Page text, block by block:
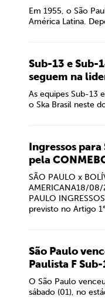
Em 1955, o São
América Latina.
Sub-13 e Sub-
seguem na
As equipes Sub-13
o Ska Brasil neste
Ingressos
pela
SÃO PAULO x
AMERICANA18/08/
PAULO
previsto no Artigo
São Paulo
Paulista F Sub-
O São Paulo
sábado (01), no